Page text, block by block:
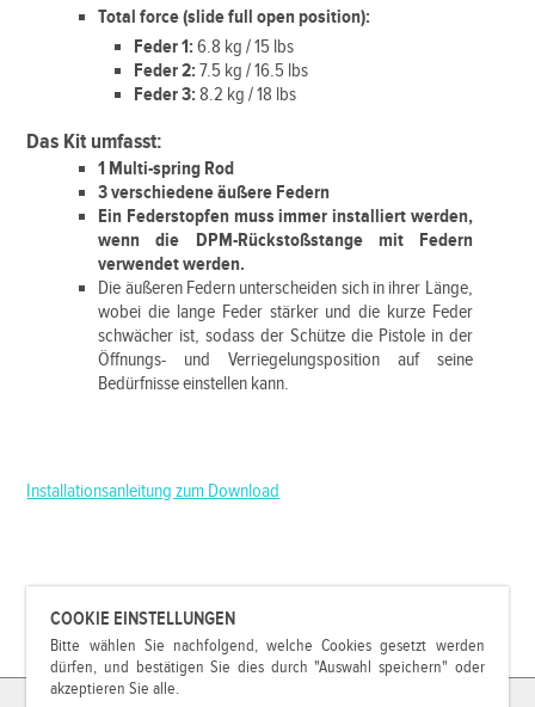
COOKIE EINSTELLUNGEN
Bitte wählen Sie nachfolgend, welche Cookies gesetzt werden
dürfen, und bestätigen Sie dies durch "Auswahl speichern" oder
akzeptieren Sie alle.
Total force (slide full open position):
Feder 1:6.8 kg / 15 lbs
Feder 2:7.5 kg / 16.5 lbs
Feder 3:8.2 kg / 18 lbs
Das Kit umfasst:
1 Multi-spring Rod
3 verschiedene äußere Federn
Ein Federstopfen muss immer installiert werden,
wenn die DPM-Rückstoßstange mit Federn
verwendet werden.
Die äußeren Federn unterscheiden sich in ihrer Länge,
wobei die lange Feder stärker und die kurze Feder
schwächer ist, sodass der Schütze die Pistole in der
Öffnungs- und Verriegelungsposition auf seine
Bedürfnisse einstellen kann.
Installationsanleitung zum Download